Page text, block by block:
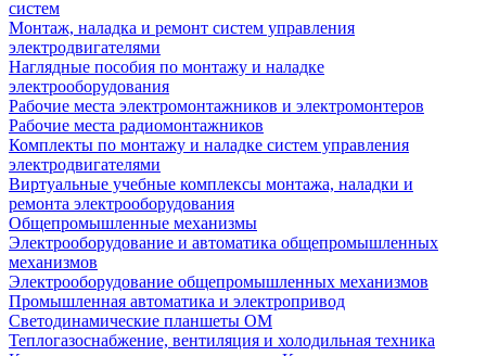
систем
Монтаж, наладка и ремонт систем управления
электродвигателями
Наглядные пособия по монтажу и наладке
электрооборудования
Рабочие места электромонтажников и электромонтеров
Рабочие места радиомонтажников
Комплекты по монтажу и наладке систем управления
электродвигателями
Виртуальные учебные комплексы монтажа, наладки и
ремонта электрооборудования
Общепромышленные механизмы
Электрооборудование и автоматика общепромышленных
механизмов
Электрооборудование общепромышленных механизмов
Промышленная автоматика и электропривод
Светодинамические планшеты ОМ
Теплогазоснабжение, вентиляция и холодильная техника